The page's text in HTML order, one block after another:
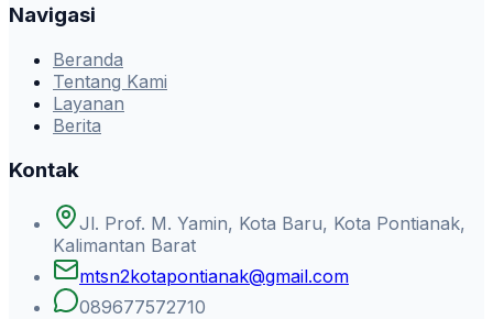
Navigasi
Beranda
Tentang Kami
Layanan
Berita
Kontak
Jl. Prof. M. Yamin, Kota Baru, Kota Pontianak,
Kalimantan Barat
mtsn2kotapontianak@gmail.com
089677572710